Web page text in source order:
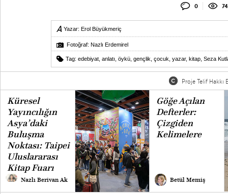
0
Yazar: Erol Büyükmeriç
Fotoğraf: Nazlı Erdemirel
Tag: edebiyat anlatı öykü gençlik çocuk yazar, kitap Seza
Proje Telif Hakkı
Küresel
Yayıncılığın
Asya’daki
Buluşma
Noktası: Taipei
Uluslararası
Kitap Fuarı
Nazlı Berivan Ak
Göğe Açılan
Defterler:
Çizgiden
Kelimelere
Betül Memiş